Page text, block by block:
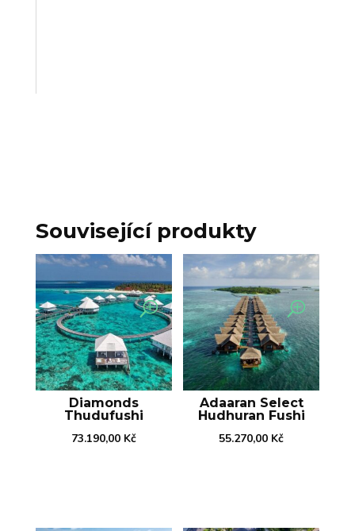
Související produkty
Diamonds
Thudufushi
73.190,00 Kč
Adaaran Select
Hudhuran Fushi
55.270,00 Kč